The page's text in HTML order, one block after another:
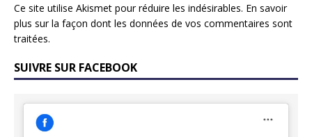
Ce site utilise Akismet pour réduire les indésirables. En savoir
plus sur la façon dont les données de vos commentaires sont
traitées.
SUIVRE SUR FACEBOOK